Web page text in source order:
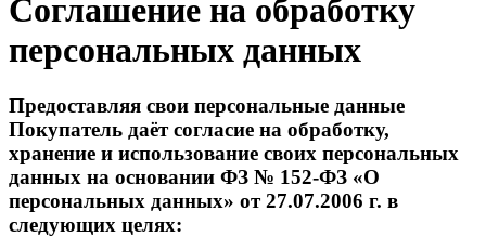
Соглашение на обработку
персональных данных
Предоставляя свои персональные данные
Покупатель даёт согласие на обработку,
хранение и использование своих персональных
данных на основании ФЗ № 152-ФЗ «О
персональных данных» от 27.07.2006 г. в
следующих целях: